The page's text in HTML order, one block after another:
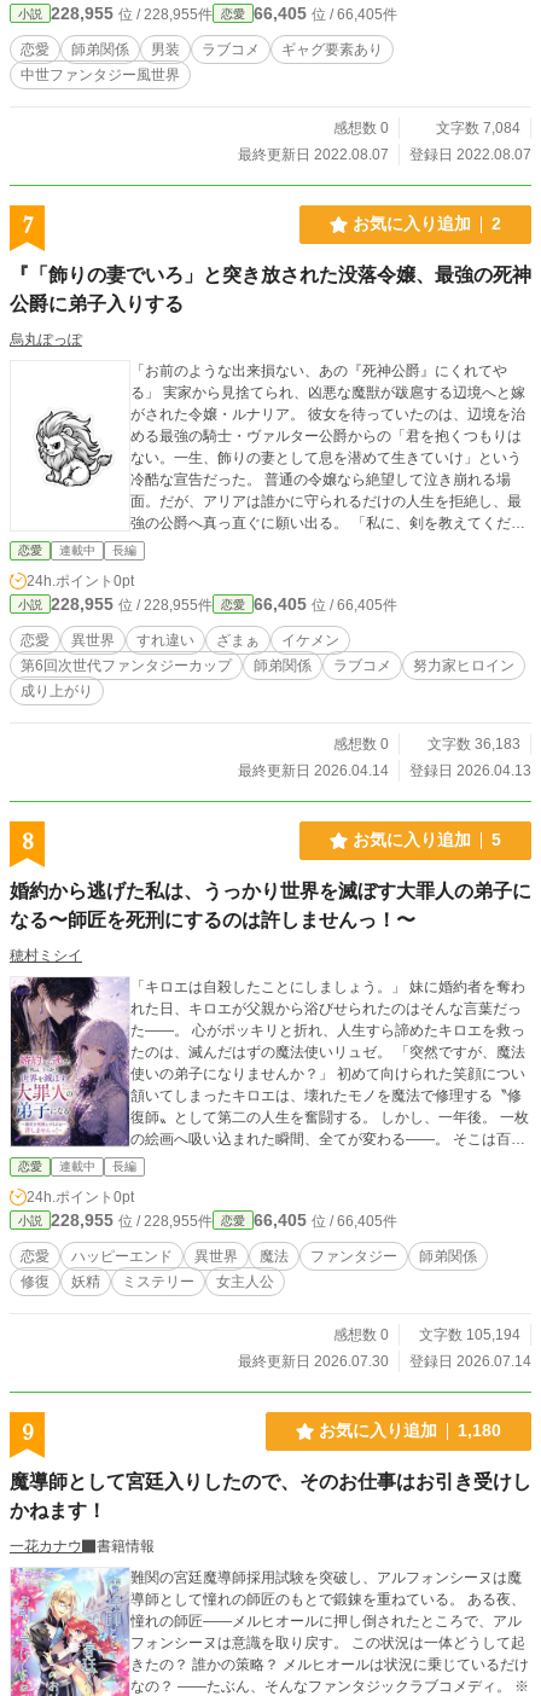
小説 228,955 位 / 228,955件 恋愛 66,405 位 / 66,405件
恋愛 師弟関係 男装 ラブコメ
ギャグ要素あり
中世ファンタジー風世界
感想数 0
文字数 7,084
最終更新日 2022.08.07
登録日 2022.08.07
7 お気に入り追加 2
『「飾りの妻でいろ」と突き放された没落令嬢、最強の死神
公爵に弟子入りする
烏丸ぽっぽ
「お前のような出来損ない、あの『死神公爵』にくれてや
る」 実家から見捨てられ、凶悪な魔獣が跋扈する辺境へと嫁
がされた令嬢・ルナリア。 彼女を待っていたのは、辺境を治
める最強の騎士・ヴァルター公爵からの「君を抱くつもりは
ない。一生、飾りの妻として息を潜めて生きていけ」という
冷酷な宣告だった。 普通の令嬢なら絶望して泣き崩れる場
面。だが、アリアは誰かに守られるだけの人生を拒絶し、最
強の公爵へ真っ直ぐに願い出る。 「私に、剣を教えてくださ
い」 自分の身は自分で守る。 強くなるためなら血反吐を吐く
覚悟を見せたルナリアに、公爵はまさかの大爆笑。 彼女を
「一番弟子」として直々に鍛え上げることを決める。
恋愛 連載中 長編
24h.ポイント 0pt
小説 228,955 位 / 228,955件 恋愛 66,405 位 / 66,405件
恋愛 異世界 すれ違い ざまぁ
イケメン
第6回次世代ファンタジーカップ
師弟関係 ラブコメ
努力家ヒロイン
成り上がり
感想数 0
文字数 36,183
最終更新日 2026.04.14
登録日 2026.04.13
8 お気に入り追加 5
婚約から逃げた私は、うっかり世界を滅ぼす大罪人の弟子に
なる〜師匠を死刑にするのは許しませんっ！〜
穂村ミシイ
「キロエは自殺したことにしましょう。」 妹に婚約者を奪わ
れた日、キロエが父親から浴びせられたのはそんな言葉だっ
た——。 心がポッキリと折れ、人生すら諦めたキロエを救っ
たのは、滅んだはずの魔法使いリュゼ。 「突然ですが、魔法
使いの弟子になりませんか？」 初めて向けられた笑顔につい
頷いてしまったキロエは、壊れたモノを魔法で修理する〝修
復師〟として第二の人生を奮闘する。 しかし、一年後。 一枚
の絵画へ吸い込まれた瞬間、全てが変わる——。 そこは百年
前から同じ一年を繰り返し、壊れ続ける魔法都市ベルハーラ
だった！ 飛び回る妖精。宙を駆ける川。畑から脱走する野菜
達。 ここは珍しい魔法と生き物で溢れている。 その光景はま
さに異世界！！ 癖の強い住人達に囲まれたキロエに告げられ
る真実。 この都市を絵画に閉じ込めた張本人はなんと、 ——
最愛の師匠、リュゼ。 彼は『世界を滅ぼす大罪人』だっ
た……。 いやいや、そんなわけありません。 だってあの人、
教わった修復師の魔法を駆使して、ベルハーラの住人を救っ
ていく。気付けば皆に愛される救世主へ成長を遂げるのだ
い、そして最愛の人の真実を修復する少女の物語。 ☆7/21 タ
イトル変更しました！ ☆小説家になろうでも投稿していま
さい！
恋愛 連載中 長編
24h.ポイント 0pt
小説 228,955 位 / 228,955件 恋愛 66,405 位 / 66,405件
恋愛 ハッピーエンド 異世界 魔法 ファンタジー
師弟関係
修復
妖精 ミステリー 女主人公
感想数 0
文字数 105,194
最終更新日 2026.07.30
登録日 2026.07.14
9 お気に入り追加 1,180
魔導師として宮廷入りしたので、そのお仕事はお引き受けし
かねます！
一花カナウ
書籍情報
難関の宮廷魔導師採用試験を突破し、アルフォンシーヌは魔
導師として憧れの師匠のもとで鍛錬を重ねている。 ある夜、
憧れの師匠――メルヒオールに押し倒されたところで、アル
フォンシーヌは意識を取り戻す。 この状況は一体どうして起
きたの？ 誰かの策略？ メルヒオールは状況に乗じているだけ
なの？ ――たぶん、そんなファンタジックラブコメディ。 ※